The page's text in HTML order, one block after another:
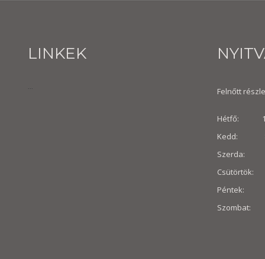
LINKEK
... Felnőtt
Hétfő:
Kedd:
Szerda:
Csütörtök:
Péntek:
Szombat: